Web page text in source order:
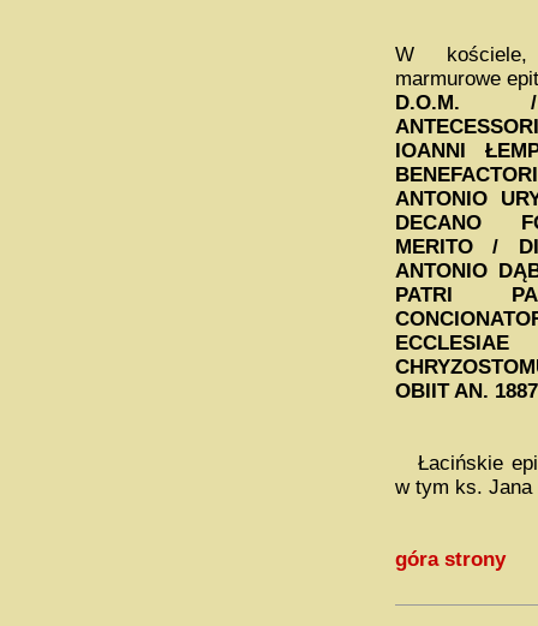
W
marmurowe
D.O.M. /
IOANNI
ANTONIO
DECANO
MERITO /
ANTONIO
PATRI
OBIIT AN.
Łacińskie
w tym ks. Jana
góra strony